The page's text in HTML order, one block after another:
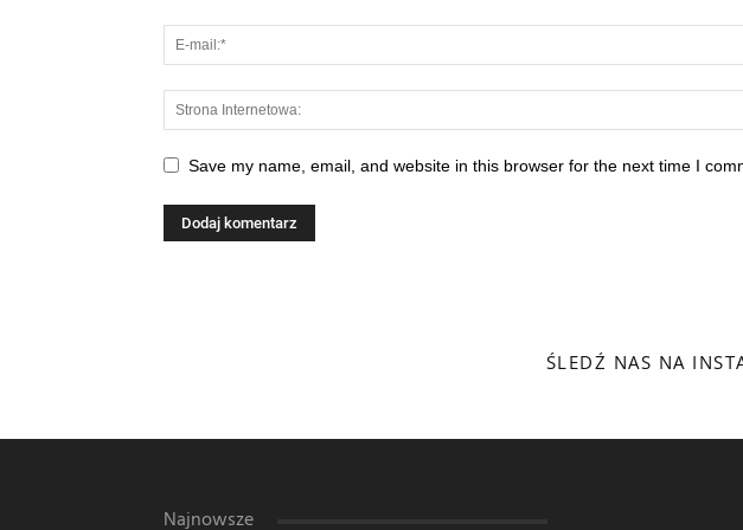
Save my name, email, and website in this browser for the next time I
ŚLEDŹ NAS NA
Najnowsze